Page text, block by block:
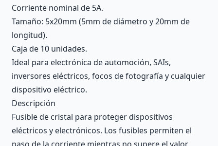
Corriente nominal de 5A.
Tamaño: 5x20mm (5mm de diámetro y 20mm de
longitud).
Caja de 10 unidades.
Ideal para electrónica de automoción, SAIs,
inversores eléctricos, focos de fotografía y cualquier
dispositivo eléctrico.
Descripción
Fusible de cristal para proteger dispositivos
eléctricos y electrónicos. Los fusibles permiten el
paso de la corriente mientras no supere el valor